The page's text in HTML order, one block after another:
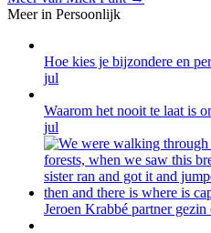
Meer in Persoonlijk
Hoe kies je bijzondere en
jul
Waarom het nooit te laat is
jul
Jeroen Krabbé partner